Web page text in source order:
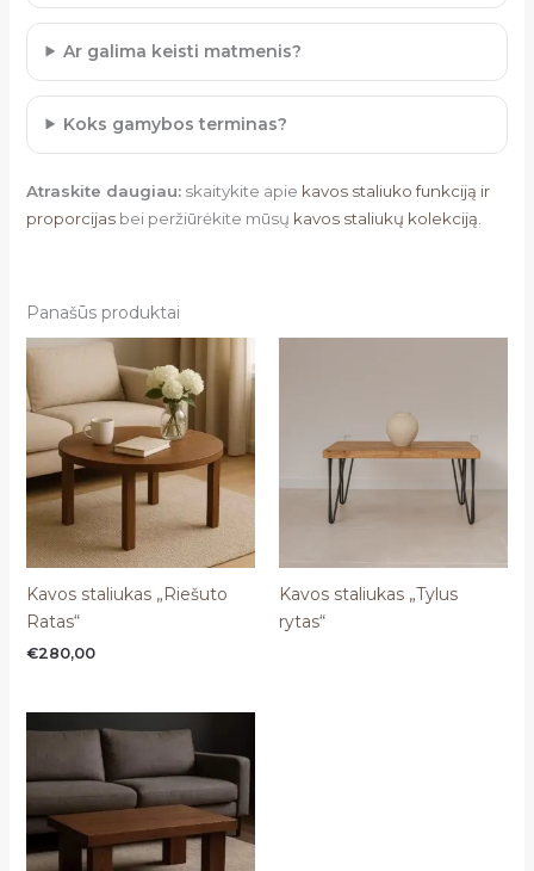
Ar galima keisti matmenis?
Koks gamybos terminas?
Atraskite daugiau:skaitykite apie kavos staliuko funkciją ir
proporcijasbei peržiūrėkite mūsų kavos staliukų kolekciją
Panašūs produktai
Kavos staliukas „Riešuto
Ratas“
€280,00
Kavos staliukas „Tylus
rytas“